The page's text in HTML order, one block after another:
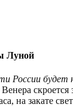
Луной
России
на закате